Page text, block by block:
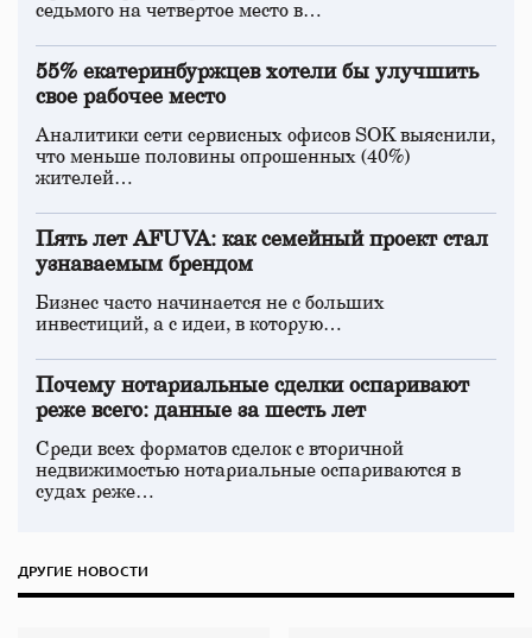
седьмого на четвертое место в…
55% екатеринбуржцев хотели бы улучшить
свое рабочее место
Аналитики сети сервисных офисов SOK выяснили,
что меньше половины опрошенных (40%)
жителей…
Пять лет AFUVA: как семейный проект стал
узнаваемым брендом
Бизнес часто начинается не с больших
инвестиций, а с идеи, в которую…
Почему нотариальные сделки оспаривают
реже всего: данные за шесть лет
Среди всех форматов сделок с вторичной
недвижимостью нотариальные оспариваются в
судах реже…
ДРУГИЕ НОВОСТИ